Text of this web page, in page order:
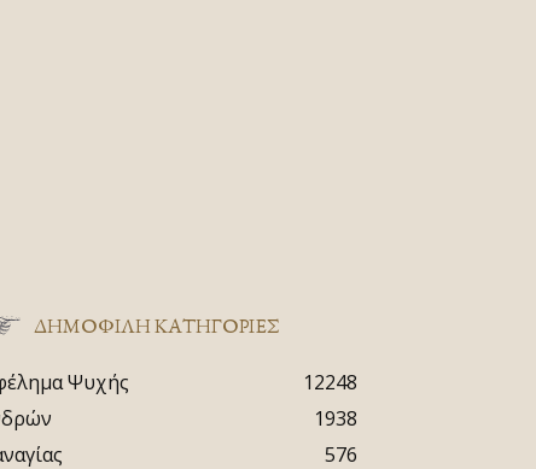
ΔΗΜΟΦΙΛΗ ΚΑΤΗΓΟΡΙΕΣ
Ψυχής
12248
1938
576